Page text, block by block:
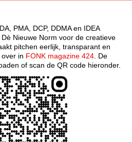
PMA, DCP, DDMA en IDEA
Nieuwe Norm voor de creatieve
pitchen eerlijk, transparant en
in FONK magazine 424 . De
of scan de QR code hieronder.